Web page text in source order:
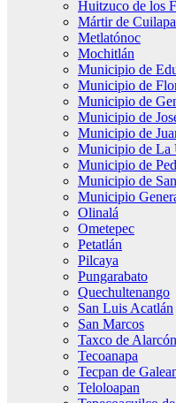
Huitzuco de los
Mártir de
Metlatónoc
Mochitlán
Municipio de
Municipio de
Municipio de
Municipio de
Municipio de
Municipio de La
Municipio de
Municipio de
Municipio
Olinalá
Ometepec
Petatlán
Pilcaya
Pungarabato
Quechultenango
San Luis Acatlán
San Marcos
Taxco de Alarcón
Tecoanapa
Tecpan de
Teloloapan